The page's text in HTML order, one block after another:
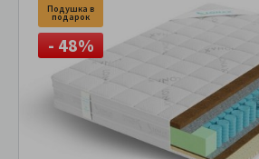
Подушка в
подарок
- 48%